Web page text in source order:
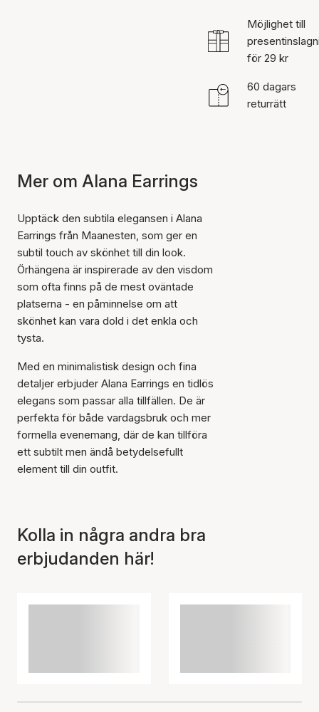
Möjlighet till
för 29 kr
60 dagars
returrätt
Mer om Alana Earrings
Upptäck den subtila elegansen i Alana
Earrings från Maanesten, som ger en
subtil touch av skönhet till din look.
Örhängena är inspirerade av den visdom
som ofta finns på de mest oväntade
platserna - en påminnelse om att
skönhet kan vara dold i det enkla och
tysta.
Med en minimalistisk design och fina
detaljer erbjuder Alana Earrings en tidlös
elegans som passar alla tillfällen. De är
perfekta för både vardagsbruk och mer
formella evenemang, där de kan tillföra
ett subtilt men ändå betydelsefullt
element till din outfit.
Kolla in några andra bra
erbjudanden här!